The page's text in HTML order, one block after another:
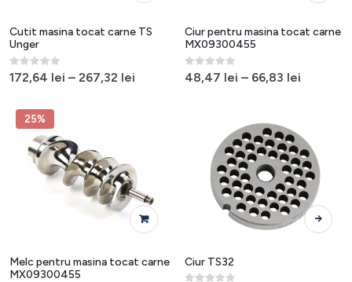
mai
Opțiunile
produsului.
Cutit masina tocat carne TS
Unger
0out of 5
172,64 lei – 267,32 lei
mai
în
pagina
Ciur pentru masina tocat carne
MX09300455
0out of 5
48,47 lei – 66,83 lei
25%
Melc pentru masina tocat carne
MX09300455
Acest
produs
Ciur TS32